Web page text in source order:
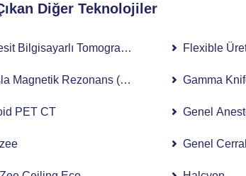
Diğer Teknolojiler
Bilgisayarlı Tomografi (BT)
Magnetik Rezonans (MR)
PET CT
Flexible
Gamma
Genel
Genel